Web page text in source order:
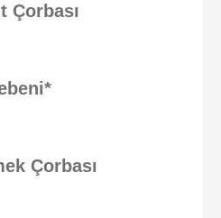
Çorbası
Çorbası